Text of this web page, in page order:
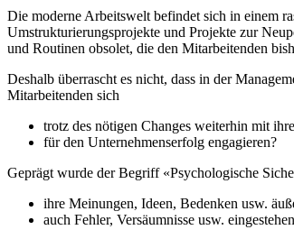
Die moderne Arbeitswelt befindet sich in einem
Umstrukturierungsprojekte und Projekte zur
und Routinen obsolet, die den Mitarbeitenden
Deshalb überrascht es nicht, dass in der
Mitarbeitenden sich
trotz des nötigen Changes weiterhin mit
für den Unternehmenserfolg engagieren?
Geprägt wurde der Begriff «Psychologische
ihre Meinungen, Ideen, Bedenken usw.
auch Fehler, Versäumnisse usw.